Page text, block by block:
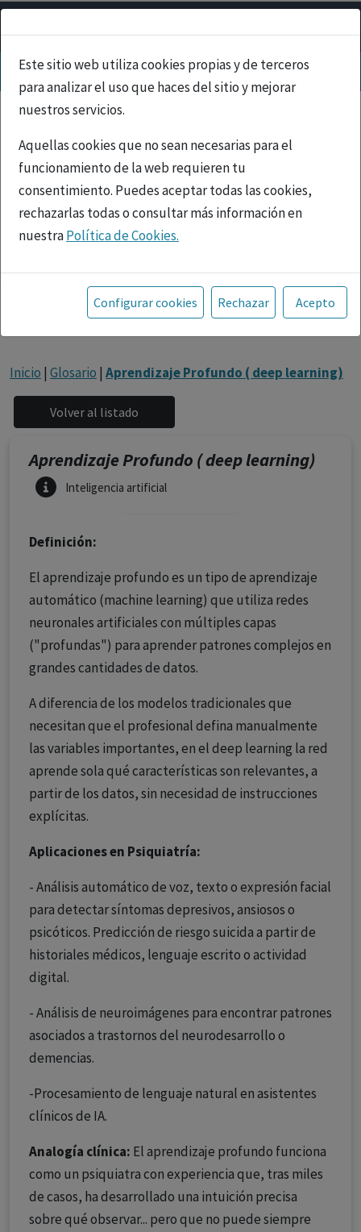
Este sitio web utiliza cookies propias y de terceros
para analizar el uso que haces del sitio y mejorar
nuestros servicios.
Aquellas cookies que no sean necesarias para el
funcionamiento de la web requieren tu
consentimiento. Puedes aceptar todas las cookies,
rechazarlas todas o consultar más información en
nuestraPolítica de Cookies.
Toda la información incluida en la Página Web está
referida a productos del mercado español y, por
tanto, dirigida a profesionales sanitarios legalmente
facultados para prescribir o dispensar medicamentos
fármacos se facilita a título meramente informativo,
siendo responsabilidad de los profesionales
facultados prescribir medicamentos y decidir, en cada
caso concreto, el tratamiento más adecuado a las
necesidades del paciente.
Configurar cookies Rechazar Acepto
Inicio | Glosario | Aprendizaje Profundo ( deep learning)
Aprendizaje Profundo ( deep learning)
Inteligencia artificial
Definición:
El aprendizaje profundo es un tipo de aprendizaje
automático (machine learning) que utiliza redes
neuronales artificiales con múltiples capas
("profundas") para aprender patrones complejos en
grandes cantidades de datos.
A diferencia de los modelos tradicionales que
necesitan que el profesional defina manualmente
las variables importantes, en el deep learning la red
aprende sola qué características son relevantes, a
partir de los datos, sin necesidad de instrucciones
explícitas.
Aplicaciones en Psiquiatría:
- Análisis automático de voz, texto o expresión facial
para detectar síntomas depresivos, ansiosos o
psicóticos. Predicción de riesgo suicida a partir de
historiales médicos, lenguaje escrito o actividad
digital.
- Análisis de neuroimágenes para encontrar patrones
asociados a trastornos del neurodesarrollo o
demencias.
-Procesamiento de lenguaje natural en asistentes
clínicos de IA.
Analogía clínica: El aprendizaje profundo funciona
como un psiquiatra con experiencia que, tras miles
de casos, ha desarrollado una intuición precisa
sobre qué observar... pero que no puede siempre